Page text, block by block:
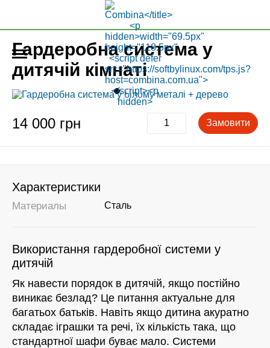
Гардеробна система у
дитячій кімнаті
14 000 грн Замовити
Характеристики
Материалы Сталь
Використання гардеробної системи у
дитячій
Як навести порядок в дитячій, якщо постійно
виникає безлад? Це питання актуальне для
багатьох батьків. Навіть якщо дитина акуратно
складає іграшки та речі, їх кількість така, що
стандартної шафи буває мало. Системи